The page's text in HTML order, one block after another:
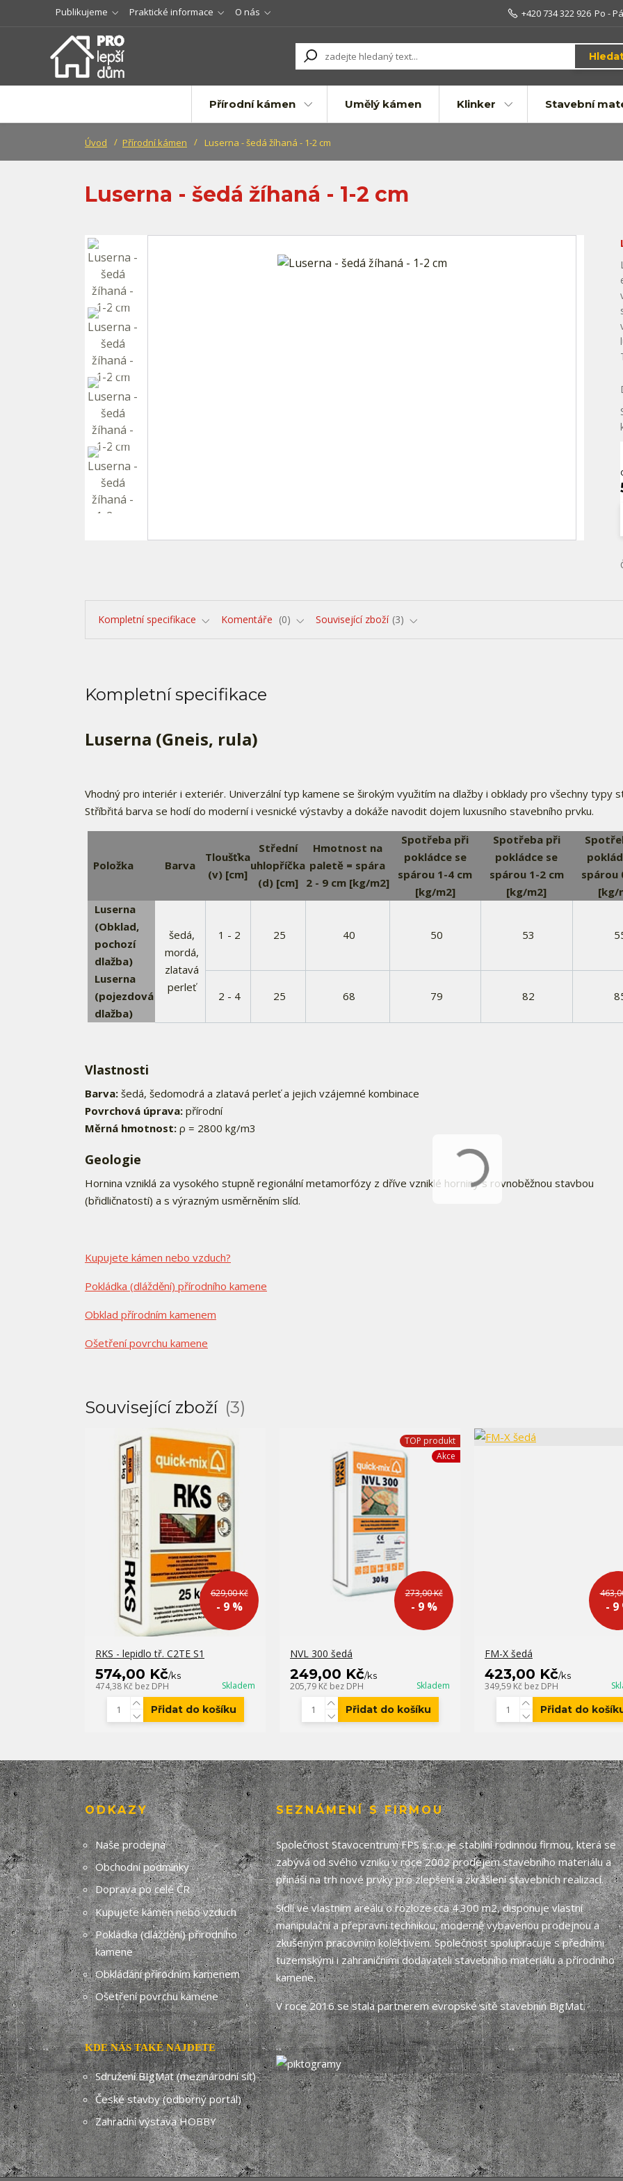
Publikujeme Praktické informace O nás +420 734 322 926 Po -
Přírodní kámen Umělý kámen Klinker Stavební
Úvod Přírodní kámen Luserna - šedá žíhaná - 1-2 cm
Luserna - šedá žíhaná - 1-2 cm
Kompletní specifikace Komentáře 0 Související zboží 3
Kompletní specifikace
Luserna (Gneis, rula)
Vhodný pro interiér i exteriér. Univerzální typ kamene se širokým využitím na dlažby i obklady pro všechny typy
Stříbřitá barva se hodí do moderní i vesnické výstavby a dokáže navodit dojem luxusního stavebního prvku.
Položka Barva
Tloušťka
(v) [cm]
Střední
uhlopříčka
(d) [cm]
Hmotnost na
paletě = spára
2 - 9 cm [kg/m2]
Spotřeba při
pokládce se
spárou 1-4 cm
[kg/m2]
Spotřeba při
pokládce se
spárou 1-2 cm
[kg/m2]
spárou
[kg/
Luserna
(Obklad,
pochozí
dlažba)
šedá,
mordá,
zlatavá
perleť
1 - 2 25 40 50 53
Luserna
(pojezdová
dlažba)
2 - 4 25 68 79 82
Vlastnosti
Barva: šedá, šedomodrá a zlatavá perleť a jejich vzájemné kombinace
Povrchová úprava: přírodní
Měrná hmotnost: ρ = 2800 kg/m3
Geologie
Hornina vzniklá za vysokého stupně regionální metamorfózy z dříve vzniklé horniny s rovnoběžnou stavbou
(břidličnatostí) a s výrazným usměrněním slíd.
Kupujete kámen nebo vzduch?
Pokládka (dláždění) přírodního kamene
Obklad přírodním kamenem
Ošetření povrchu kamene
Související zboží 3
629,00 Kč
- 9 %
RKS - lepidlo tř. C2TE S1
574,00 Kč/ks
474,38 Kč bez DPH Skladem
Přidat do košíku
TOP produkt
Akce
273,00 Kč
- 9 %
NVL 300 šedá
249,00 Kč/ks
205,79 Kč bez DPH Skladem
Přidat do košíku
- 9
FM-X šedá
423,00 Kč/ks
349,59 Kč bez DPH
Přidat do
ODKAZY
Naše prodejna
Obchodní podmínky
Doprava po celé ČR
Kupujete kámen nebo vzduch
Pokládka (dláždění) přírodního
kamene
Obkládání přírodním kamenem
Ošetření povrchu kamene
KDE NÁS TAKÉ NAJDETE
Sdružení BIgMat (mezinárodní síť)
České stavby (odborný portál)
Zahradní výstava HOBBY
SEZNÁMENÍ S FIRMOU
Společnost Stavocentrum FPS s.r.o. je stabilní rodinnou firmou, která se
zabývá od svého vzniku v roce 2002 prodejem stavebního materiálu a
přináší na trh nové prvky pro zlepšení a zkrášlení stavebních realizací.
Sídlí ve vlastním areálu o rozloze cca 4.300 m2, disponuje vlastní
manipulační a přepravní technikou, moderně vybavenou prodejnou a
zkušeným pracovním kolektivem. Společnost spolupracuje s předními
tuzemskými i zahraničními dodavateli stavebního materiálu a přírodního
kamene.
V roce 2016 se stala partnerem evropské sítě stavebninBigMat.